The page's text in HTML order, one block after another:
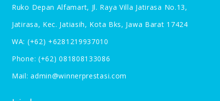
Ruko Depan Alfamart, Jl. Raya Villa Jatirasa No.13,
Jatirasa, Kec. Jatiasih, Kota Bks, Jawa Barat 17424
WA: (+62) +6281219937010
Phone: (+62) 081808133086
Mail:admin@winnerprestasi.com